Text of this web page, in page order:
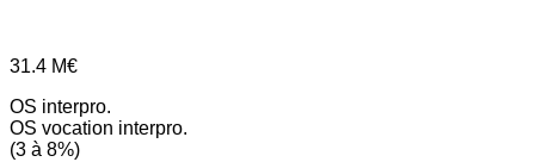
31.4 M€
OS interpro.
OS vocation interpro.
(3 à 8%)